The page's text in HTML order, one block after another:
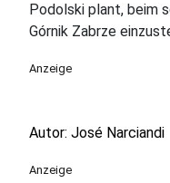
Podolski plant, beim
Górnik Zabrze
Anzeige
Autor: José Narciandi
Anzeige